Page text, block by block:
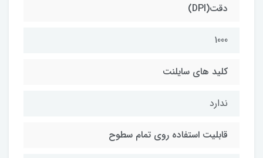
دقت(DPI)
1000
کلید های سایلنت
ندارد
قابلیت استفاده روی تمام سطوح